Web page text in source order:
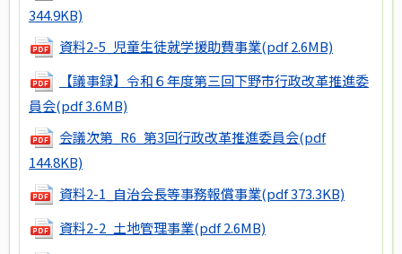
344.9KB)
資料2-5_児童生徒就学援助費事業(pdf 2.6MB)
【議事録】令和６年度第三回下野市行政改革推進委
員会(pdf 3.6MB)
会議次第_R6_第3回行政改革推進委員会(pdf
144.8KB)
資料2-1_自治会長等事務報償事業(pdf 373.3KB)
資料2-2_土地管理事業(pdf 2.6MB)